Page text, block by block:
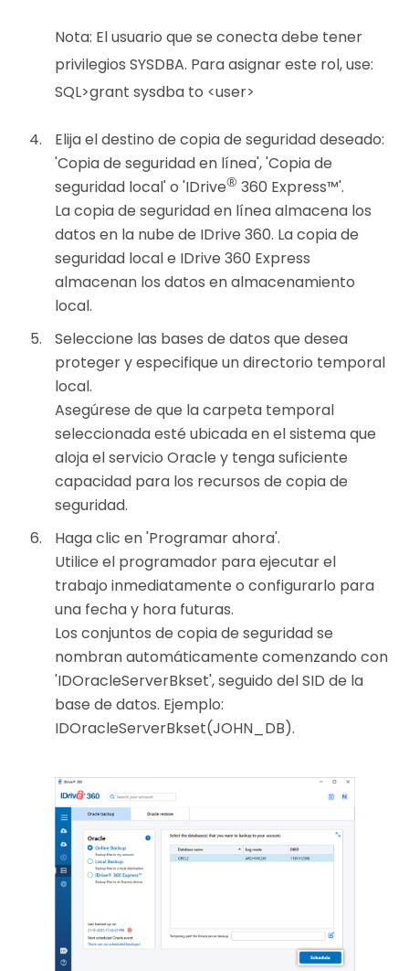
Nota: El usuario que se conecta debe tener
privilegios SYSDBA. Para asignar este rol, use:
SQL>grant sysdba to <user>
Elija el destino de copia de seguridad deseado:
'Copia de seguridad en línea', 'Copia de
seguridad local' o 'IDrive® 360 Express™'.
La copia de seguridad en línea almacena los
datos en la nube de IDrive 360. La copia de
seguridad local e IDrive 360 Express
almacenan los datos en almacenamiento
local.
Seleccione las bases de datos que desea
proteger y especifique un directorio temporal
local.
Asegúrese de que la carpeta temporal
seleccionada esté ubicada en el sistema que
aloja el servicio Oracle y tenga suficiente
capacidad para los recursos de copia de
seguridad.
Haga clic en 'Programar ahora'.
Utilice el programador para ejecutar el
trabajo inmediatamente o configurarlo para
una fecha y hora futuras.
Los conjuntos de copia de seguridad se
nombran automáticamente comenzando con
'IDOracleServerBkset', seguido del SID de la
base de datos. Ejemplo:
IDOracleServerBkset(JOHN_DB).